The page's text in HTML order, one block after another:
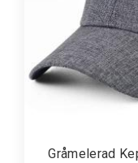
Gråmelerad